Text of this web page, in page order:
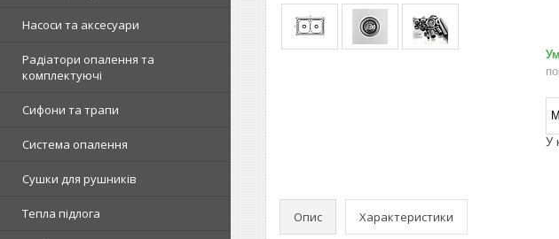
Насоси та аксесуари
Радіатори опалення та
комплектуючі
Сифони та трапи
Система опалення
Сушки для рушників
Тепла підлога
У
Опис Характеристики